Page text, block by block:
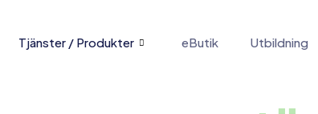
Tjänster / Produkter eButik Utbildning